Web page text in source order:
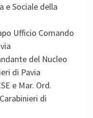
e Sociale della
Ufficio Comando
del Nucleo
di Pavia
e Mar. Ord.
di